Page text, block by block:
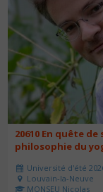
20610 En quête
philosophie du
Université d'été
Louvain-la-Neuve
MONSEU Nicolas